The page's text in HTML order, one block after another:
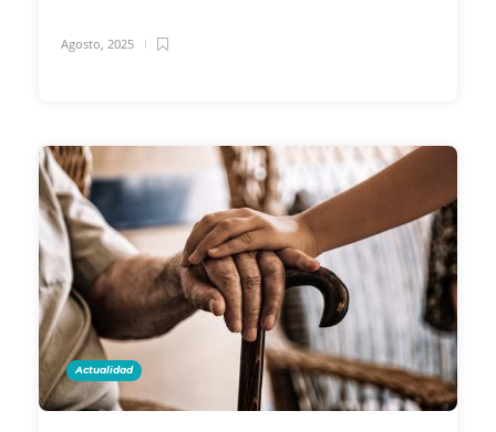
Agosto, 2025
Actualidad